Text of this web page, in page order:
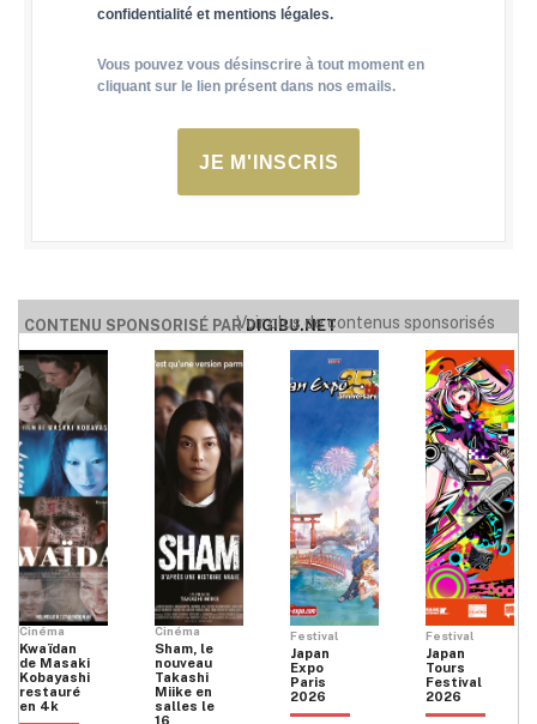
confidentialité et mentions légales.
Vous pouvez vous désinscrire à tout moment en
cliquant sur le lien présent dans nos emails.
JE M'INSCRIS
CONTENU SPONSORISÉ PARDIGIBU.NET
Voir plus de contenus sponsorisés
Cinéma
Kwaïdan
de Masaki
Kobayashi
restauré
en 4k
Cinéma
Sham, le
nouveau
Takashi
Miike en
salles le
16
Festival
Japan
Expo
Paris
2026
Festival
Japan
Tours
Festival
2026